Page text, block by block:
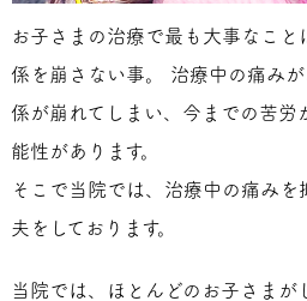
お子さまの治療で最も大事なこと
係を崩さない事。 治療中の痛み
係が崩れてしまい、今までの苦労
能性があります。
そこで当院では、治療中の痛みを
夫をしております。
当院では、ほとんどのお子さまが